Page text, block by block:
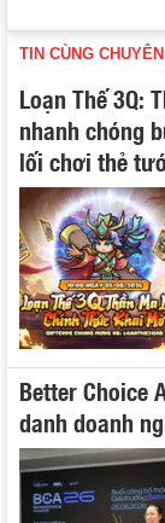
TIN CÙNG
Loạn Thế 3Q:
nhanh chóng
lối chơi thẻ
Better Choice
danh doanh